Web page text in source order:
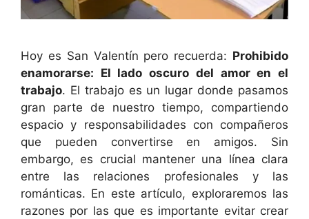
Hoy es San Valentín pero recuerda: Prohibido
enamorarse: El lado oscuro del amor en el
trabajo. El trabajo es un lugar donde pasamos
gran parte de nuestro tiempo, compartiendo
espacio y responsabilidades con compañeros
que pueden convertirse en amigos. Sin
embargo, es crucial mantener una línea clara
entre las relaciones profesionales y las
románticas. En este artículo, exploraremos las
razones por las que es importante evitar crear